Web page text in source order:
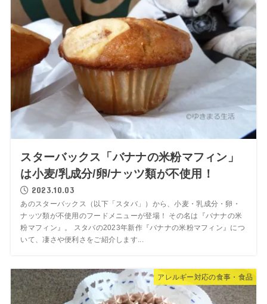
スターバックス「バナナの米粉マフィン」
は小麦/乳成分/卵/ナッツ類が不使用！
2023.10.03
あのスターバックス（以下「スタバ」）から、小麦・乳成分・卵・
ナッツ類が不使用のフードメニューが登場！ その名は『バナナの米
粉マフィン』。 スタバの2023年新作『バナナの米粉マフィン』につ
いて、凄さや便利さをご紹介します...
アレルギー対応の食事・食品